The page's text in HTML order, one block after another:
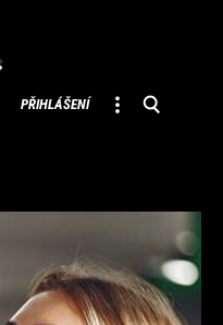
PŘIHLÁŠENÍ